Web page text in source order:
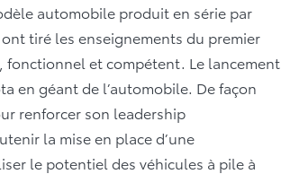
automobile produit en série par
tiré les enseignements du premier
fonctionnel et compétent. Le lancement
en géant de l’automobile. De façon
renforcer son leadership
la mise en place d’une
le potentiel des véhicules à pile à